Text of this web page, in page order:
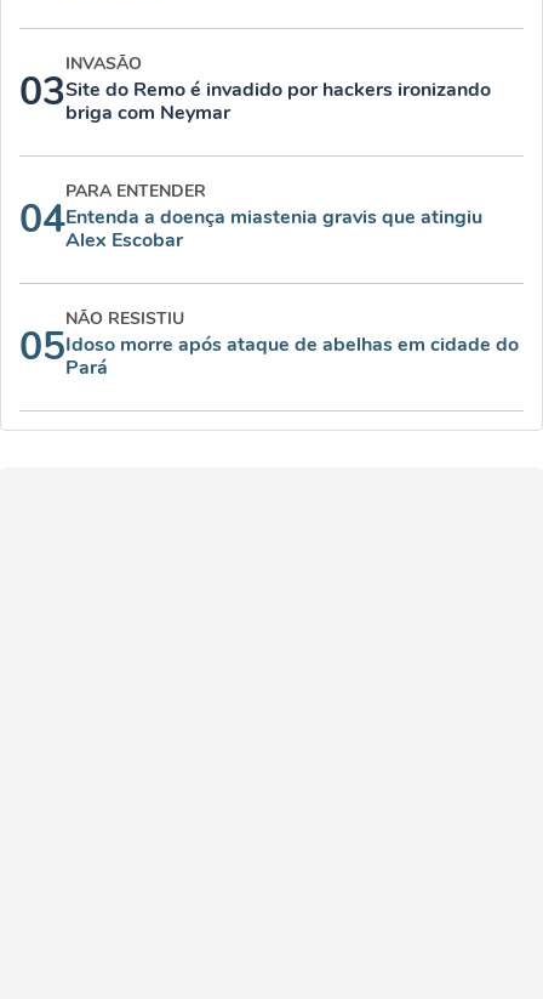
03
INVASÃO
Site do Remo é invadido por hackers ironizando
briga com Neymar
04
PARA ENTENDER
Entenda a doença miastenia gravis que atingiu
Alex Escobar
05
NÃO RESISTIU
Idoso morre após ataque de abelhas em cidade do
Pará